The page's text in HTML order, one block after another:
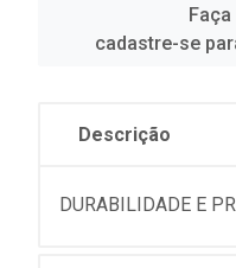
cadastre-se
Descrição
DURABILIDADE E